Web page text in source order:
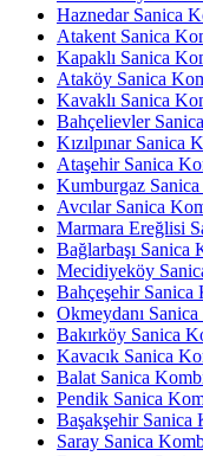
Haznedar Sanica
Atakent Sanica
Kapaklı Sanica
Ataköy Sanica
Kavaklı Sanica
Bahçelievler
Kızılpınar Sanica
Ataşehir Sanica
Kumburgaz
Avcılar Sanica
Marmara Ereğlisi
Bağlarbaşı Sanica
Mecidiyeköy
Bahçeşehir Sanica
Okmeydanı
Bakırköy Sanica
Kavacık Sanica
Balat Sanica
Pendik Sanica
Başakşehir Sanica
Saray Sanica